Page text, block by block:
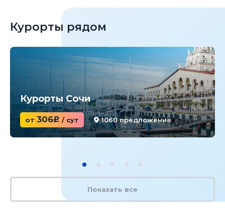
Курорты рядом
Курорты Сочи
от 306c / сут 1060 предложение
Показать все